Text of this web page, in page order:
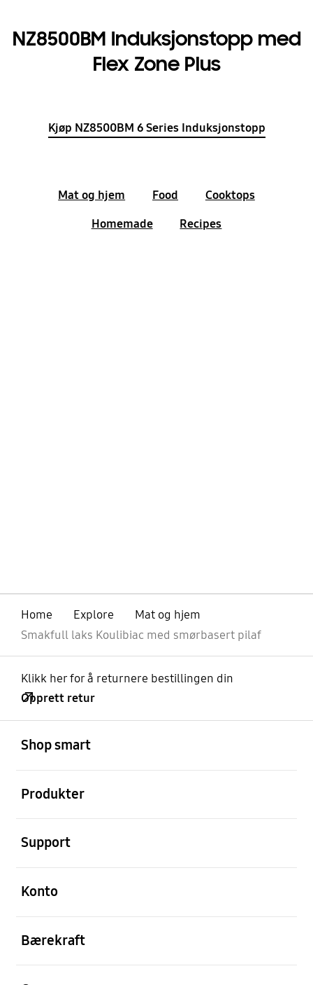
NZ8500BM Induksjonstopp med
Flex Zone Plus
Kjøp NZ8500BM 6 Series Induksjonstopp
Mat og hjem Food
Cooktops
Homemade
Recipes
Home Explore
Mat og hjem
Smakfull laks Koulibiac med smørbasert pilaf
Klikk her for å returnere bestillingen din
Opprett retur
Shop smart
Produkter
Support
Konto
Bærekraft